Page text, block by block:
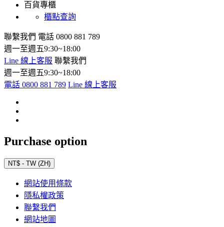
百貨專櫃
櫃點查詢
聯繫我們 電話 0800 881 789
週一至週五9:30~18:00
Line 線上客服 聯繫我們
週一至週五9:30~18:00
電話 0800 881 789 Line 線上客服
Purchase option
NT$ - TW (ZH)
網站使用條款
隱私權政策
聯繫我們
網站地圖